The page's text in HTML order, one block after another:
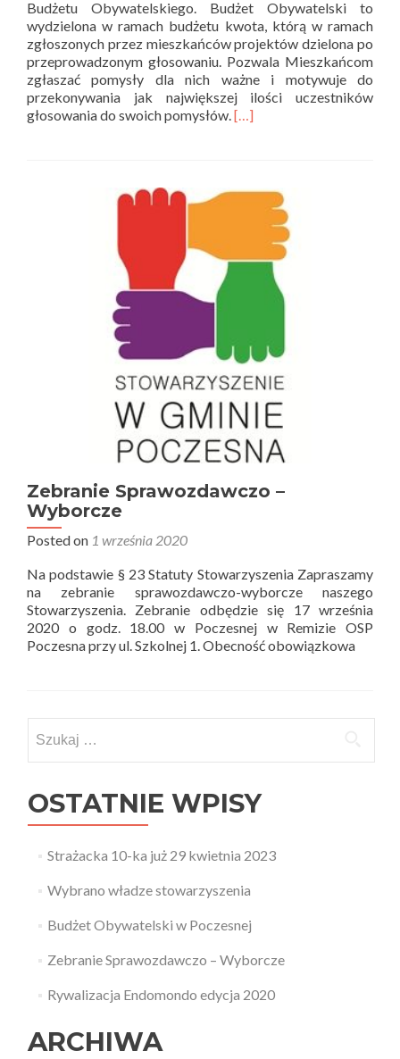
Budżetu Obywatelskiego. Budżet Obywatelski to
wydzielona w ramach budżetu kwota, którą w ramach
zgłoszonych przez mieszkańców projektów dzielona po
przeprowadzonym głosowaniu. Pozwala Mieszkańcom
zgłaszać pomysły dla nich ważne i motywuje do
przekonywania jak największej ilości uczestników
głosowania do swoich pomysłów.Read
Obywatelski
Poczesnej
[…]
Zebranie Sprawozdawczo –
Wyborcze
Posted on 1 września 2020
Na podstawie § 23 Statuty Stowarzyszenia Zapraszamy
na zebranie sprawozdawczo-wyborcze naszego
Stowarzyszenia. Zebranie odbędzie się 17 września
2020 o godz. 18.00 w Poczesnej w Remizie OSP
Poczesna przy ul. Szkolnej 1. Obecność obowiązkowa
OSTATNIE WPISY
Strażacka 10-ka już 29 kwietnia 2023
Wybrano władze stowarzyszenia
Budżet Obywatelski w Poczesnej
Zebranie Sprawozdawczo – Wyborcze
Rywalizacja Endomondo edycja 2020
ARCHIWA